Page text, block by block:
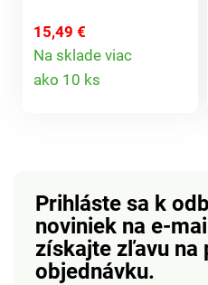
alebo voľne v
miestnosti. Drevo.
Voňavé a jemné. Eldo.
15,49 €
Na sklade viac
ako 10 ks
Prihláste sa k
noviniek na e-mail
získajte zľavu na
objednávku.